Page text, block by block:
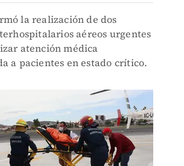
la realización de dos
aéreos urgentes
atención médica
a pacientes en estado crítico.